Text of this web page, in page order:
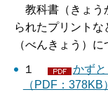
教科書（きょう
られたプリント
（べんきょう）に
１
かずと
（PDF：378KB）